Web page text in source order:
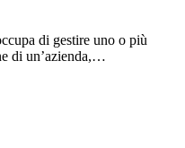
di gestire uno o più
di un’azienda,…